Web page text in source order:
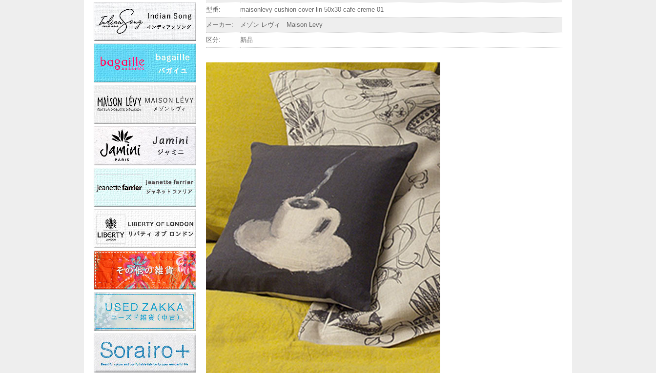
型番: maisonlevy-cushion-cover-lin-50x30-cafe-creme-01
メーカー: メゾン レヴィ Maison Levy
区分: 新品